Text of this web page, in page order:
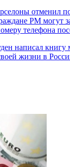
отменил
РМ могут
телефона
написал книгу
жизни в